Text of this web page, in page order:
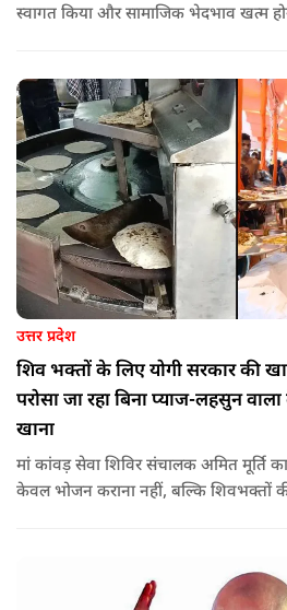
स्वागत किया और सामाजिक भेदभाव खत्म
उत्तर प्रदेश
शिव भक्तों के लिए योगी सरकार की
परोसा जा रहा बिना प्याज-लहसुन
खाना
मां कांवड़ सेवा शिविर संचालक अमित मूर्ति
केवल भोजन कराना नहीं, बल्कि शिवभक्तों